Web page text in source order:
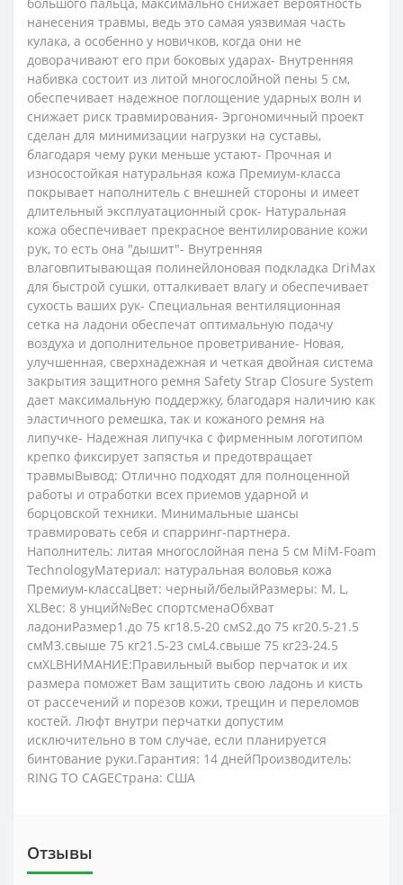
нанесения травмы, ведь это самая уязвимая часть
кулака, а особенно у новичков, когда они не
доворачивают его при боковых ударах- Внутренняя
набивка состоит из литой многослойной пены 5 см,
обеспечивает надежное поглощение ударных волн и
снижает риск травмирования- Эргономичный проект
сделан для минимизации нагрузки на суставы,
благодаря чему руки меньше устают- Прочная и
износостойкая натуральная кожа Премиум-класса
покрывает наполнитель с внешней стороны и имеет
длительный эксплуатационный срок- Натуральная
кожа обеспечивает прекрасное вентилирование кожи
рук, то есть она "дышит"- Внутренняя
влаговпитывающая полинейлоновая подкладка DriMax
для быстрой сушки, отталкивает влагу и обеспечивает
сухость ваших рук- Специальная вентиляционная
сетка на ладони обеспечат оптимальную подачу
воздуха и дополнительное проветривание- Новая,
улучшенная, сверхнадежная и четкая двойная система
закрытия защитного ремня Safety Strap Closure System
дает максимальную поддержку, благодаря наличию как
эластичного ремешка, так и кожаного ремня на
липучке- Надежная липучка с фирменным логотипом
крепко фиксирует запястья и предотвращает
травмыВывод: Отлично подходят для полноценной
работы и отработки всех приемов ударной и
борцовской техники. Минимальные шансы
травмировать себя и спарринг-партнера.
Наполнитель: литая многослойная пена 5 см MiM-Foam
TechnologyМатериал: натуральная воловья кожа
Премиум-классаЦвет: черный/белыйРазмеры: M, L,
XLВес: 8 унций№Вес спортсменаОбхват
ладониРазмер1.до 75 кг18.5-20 смS2.до 75 кг20.5-21.5
смM3.свыше 75 кг21.5-23 смL4.свыше 75 кг23-24.5
смXLВНИМАНИЕ:Правильный выбор перчаток и их
размера поможет Вам защитить свою ладонь и кисть
от рассечений и порезов кожи, трещин и переломов
костей. Люфт внутри перчатки допустим
исключительно в том случае, если планируется
бинтование руки.Гарантия: 14 днейПроизводитель:
RING TO CAGEСтрана: США
Отзывы